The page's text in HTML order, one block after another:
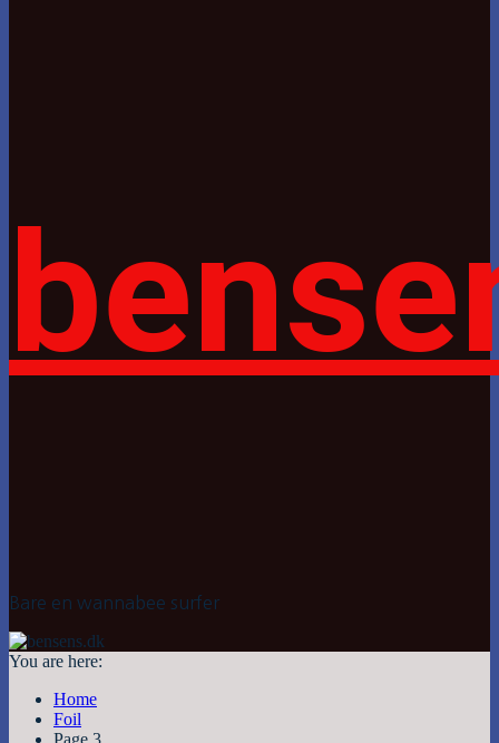
Bare en wannabee surfer
You are here:
Home
Foil